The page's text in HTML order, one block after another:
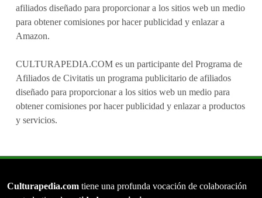
afiliados diseñado para proporcionar a los sitios web un medio
para obtener comisiones por hacer publicidad y enlazar a
Amazon.
CULTURAPEDIA.COM es un participante del Programa de
Afiliados de Civitatis un programa publicitario de afiliados
diseñado para proporcionar a los sitios web un medio para
obtener comisiones por hacer publicidad y enlazar a productos
y servicios.
Culturapedia.com tiene una profunda vocación de colaboración